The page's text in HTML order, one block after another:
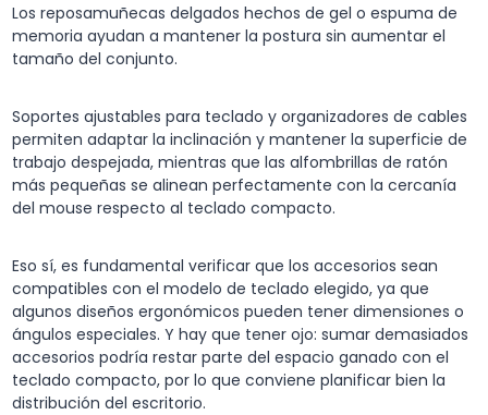
Los reposamuñecas delgados hechos de gel o espuma de
memoria ayudan a mantener la postura sin aumentar el
tamaño del conjunto.
Soportes ajustables para teclado y organizadores de cables
permiten adaptar la inclinación y mantener la superficie de
trabajo despejada, mientras que las alfombrillas de ratón
más pequeñas se alinean perfectamente con la cercanía
del mouse respecto al teclado compacto.
Eso sí, es fundamental verificar que los accesorios sean
compatibles con el modelo de teclado elegido, ya que
algunos diseños ergonómicos pueden tener dimensiones o
ángulos especiales. Y hay que tener ojo: sumar demasiados
accesorios podría restar parte del espacio ganado con el
teclado compacto, por lo que conviene planificar bien la
distribución del escritorio.